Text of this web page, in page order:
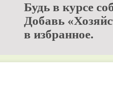
Будь в курсе
Добавь
в избранное.